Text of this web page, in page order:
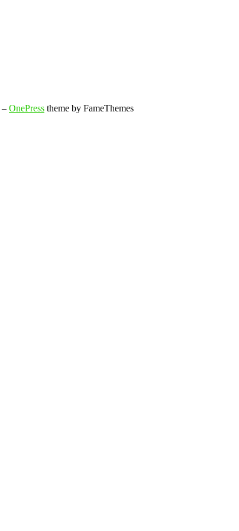
– OnePress theme by FameThemes